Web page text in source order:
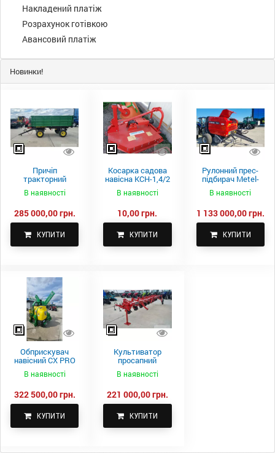
Накладений платіж
Розрахунок готівкою
Авансовий платіж
Новинки!
Причіп
тракторний
самоскидний
Spike 2 ПТС-4
В наявності
285 000,00 грн.
КУПИТИ
Косарка садова
навісна КСН-1,4/2
В наявності
10,00 грн.
КУПИТИ
Рулонний прес-
підбирач Metel-
Fach Z 587
В наявності
1 133 000,00 грн.
КУПИТИ
Обприскувач
навісний CX PRO
В наявності
322 500,00 грн.
КУПИТИ
Культиватор
просапний
КПН-5,6-05
В наявності
221 000,00 грн.
КУПИТИ